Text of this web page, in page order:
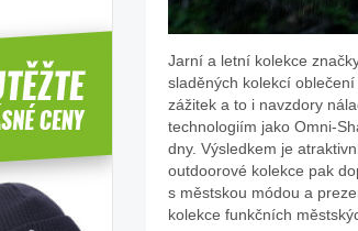
Jarní a letní kolekce
sladěných kolekcí
zážitek a to i navzdory
technologiím jako Omni-
dny. Výsledkem je
outdoorové kolekce pak
s městskou módou a
kolekce funkčních